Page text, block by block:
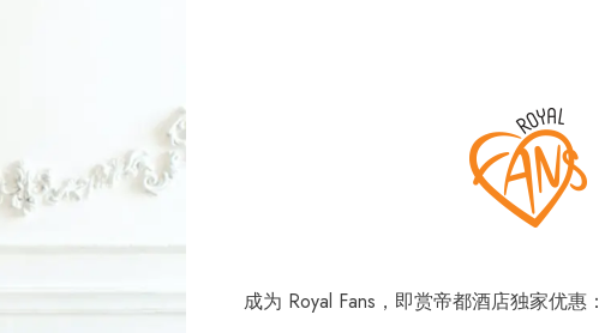
成为 Royal Fans，即赏帝都酒店独家优惠：